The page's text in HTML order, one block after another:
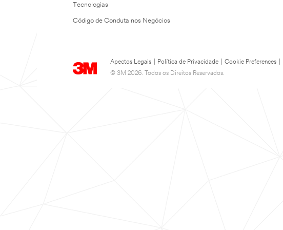
Tecnologias
Código de Conduta nos Negócios
Apectos Legais Política de Privacidade Cookie Preferences
© 3M 2026. Todos os Direitos Reservados.